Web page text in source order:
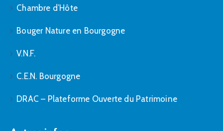
Chambre d’Hôte
Bouger Nature en Bourgogne
V.N.F.
C.E.N. Bourgogne
DRAC – Plateforme Ouverte du Patrimoine